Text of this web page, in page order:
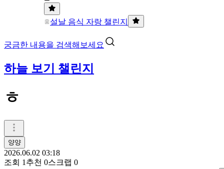
설날 음식 자랑 챌린지
궁금한 내용을 검색해보세요
하늘 보기 챌린지
ㅎ
양양
2026.06.02 03:18
조회 1 추천 0스크랩 0